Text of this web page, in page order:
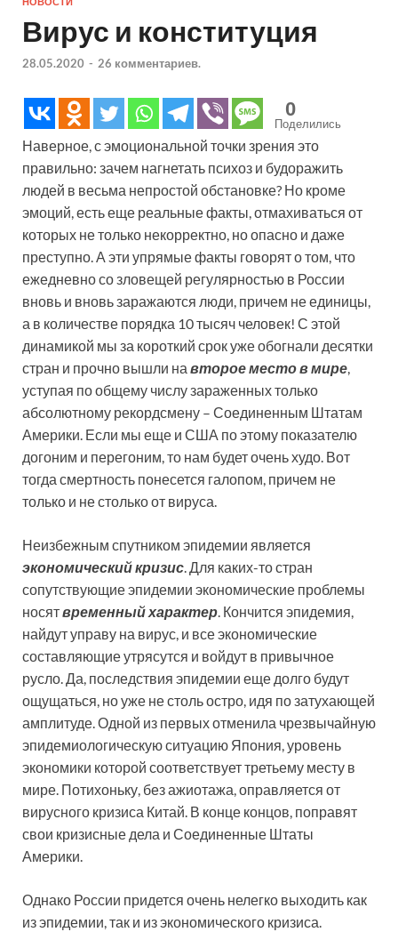
Вирус и конституция
28.05.2020 - 26 комментариев.
0
Поделились
Наверное, с эмоциональной точки зрения это
правильно: зачем нагнетать психоз и будоражить
людей в весьма непростой обстановке? Но кроме
эмоций, есть еще реальные факты, отмахиваться от
которых не только некорректно, но опасно и даже
преступно. А эти упрямые факты говорят о том, что
ежедневно со зловещей регулярностью в России
вновь и вновь заражаются люди, причем не единицы,
а в количестве порядка 10 тысяч человек! С этой
динамикой мы за короткий срок уже обогнали десятки
стран и прочно вышли на второе место в мире,
уступая по общему числу зараженных только
абсолютному рекордсмену – Соединенным Штатам
Америки. Если мы еще и США по этому показателю
догоним и перегоним, то нам будет очень худо. Вот
тогда смертность понесется галопом, причем не
только и не столько от вируса.
Неизбежным спутником эпидемии является
экономический кризис. Для каких-то стран
сопутствующие эпидемии экономические проблемы
носятвременный характер. Кончится эпидемия,
найдут управу на вирус, и все экономические
составляющие утрясутся и войдут в привычное
русло. Да, последствия эпидемии еще долго будут
ощущаться, но уже не столь остро, идя по затухающей
амплитуде. Одной из первых отменила чрезвычайную
эпидемиологическую ситуацию Япония, уровень
экономики которой соответствует третьему месту в
мире. Потихоньку, без ажиотажа, оправляется от
вирусного кризиса Китай. В конце концов, поправят
свои кризисные дела и Соединенные Штаты
Америки.
Однако России придется очень нелегко выходить как
из эпидемии, так и из экономического кризиса.